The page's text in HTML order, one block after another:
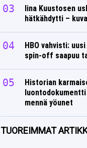
Iina Kuustosen
hätkähdytti –
HBO vahvisti:
spin-off saapuu
Historian
mennä yöunet
TUOREIMMAT